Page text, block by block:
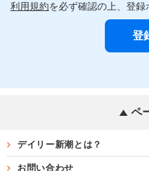
利用規約を必ず確認の上、登録
ペ
デイリー新潮とは？
お問い合わせ